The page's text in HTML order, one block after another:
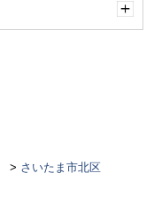
く
さいたま市北区